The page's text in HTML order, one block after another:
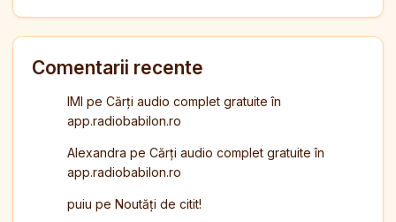
Comentarii recente
IMI pe Cărți audio complet gratuite în
app.radiobabilon.ro
Alexandra pe Cărți audio complet gratuite în
app.radiobabilon.ro
puiu pe Noutăți de citit!